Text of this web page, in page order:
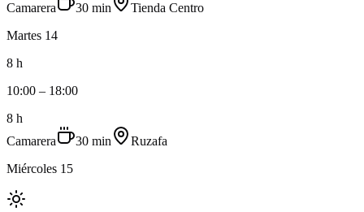
Camarera
30 min
Tienda Centro
Martes 14
8 h
10:00 – 18:00
8 h
Camarera
30 min
Ruzafa
Miércoles 15